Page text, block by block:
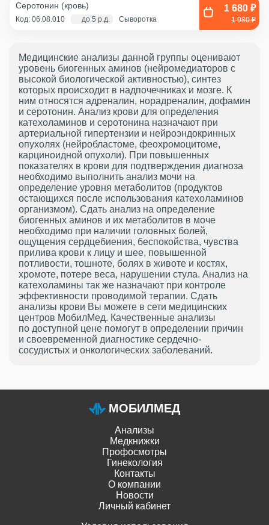
Серотонин (кровь)
Код: 06.08.010 до 5 р.д. Сыворотка
1 680 ₽
1 980 ₽
Медицинские анализы данной группы оценивают
уровень биогенных аминов (нейромедиаторов с
высокой биологической активностью), синтез
которых происходит в надпочечниках и мозге. К
ним относятся адреналин, норадреналин, дофамин
и серотонин. Анализ крови для определения
катехоламинов и серотонина назначают при
артериальной гипертензии и нейроэндокринных
опухолях (нейробластоме, феохромоцитоме,
карциноидной опухоли). При повышенных
показателях в крови для подтверждения диагноза
необходимо выполнить анализ мочи на
определение уровня метаболитов (продуктов
остающихся после использования катехоламинов
организмом). Сдать анализ на определение
биогенных аминов и их метаболитов в моче
необходимо при наличии головных болей,
ощущения сердцебиения, беспокойства, чувства
прилива крови к лицу и шее, повышенной
потливости, тошноте, болях в животе и костях,
хромоте, потере веса, нарушении стула. Анализ на
катехоламины так же назначают при контроле
эффективности проводимой терапии. Сдать
анализы крови Вы можете в сети медицинских
центров МобилМед. Качественные анализы
по доступной цене помогут в определении причин
и своевременной диагностике сердечно-
сосудистых и онкологических заболеваний.
МОБИЛМЕД
Анализы
Медкнижки
Профосмотры
Гинекология
Контакты
О компании
Новости
Личный кабинет